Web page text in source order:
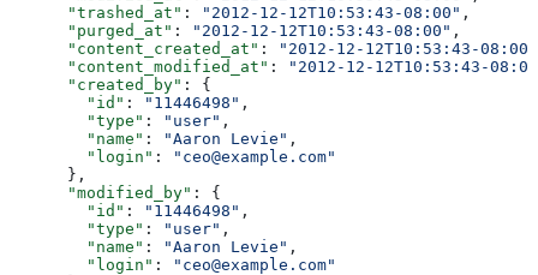
      "trashed_at"
: "2012-12-12T10:53:43-08:00" ,
      "purged_at"
: "2012-12-12T10:53:43-08:00" ,
      "content_created_at"
:
"2012-12-12T10:53:43-08:00"
      "content_modified_at"
:
"2012-12-12T10:53:43-
      "created_by"
: {
        "id"
: "11446498" ,
        "type"
: "user" ,
        "name"
: "Aaron Levie" ,
        "login"
:
"ceo@example.com"
      },
      "modified_by"
: {
        "id"
: "11446498" ,
        "type"
: "user" ,
        "name"
: "Aaron Levie" ,
        "login"
:
"ceo@example.com"